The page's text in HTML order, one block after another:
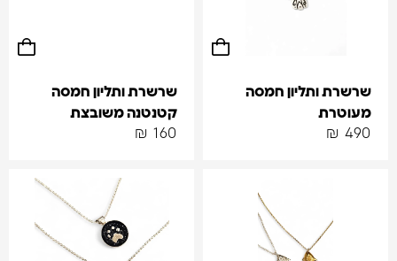
שרשרת ותליון חמסה
מעוטרת
₪ 490
שרשרת ותליון חמסה
קטנטנה משובצת
₪ 160